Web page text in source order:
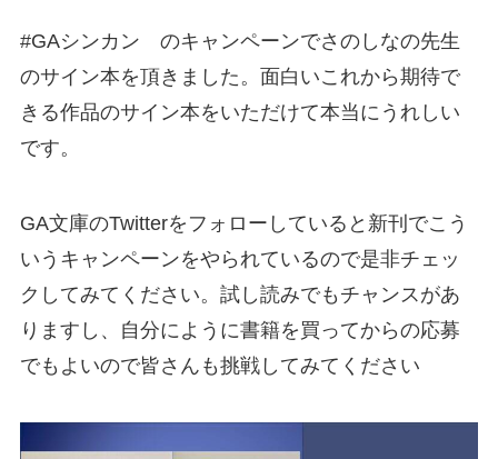
#GAシンカン のキャンペーンでさのしなの先生
のサイン本を頂きました。面白いこれから期待で
きる作品のサイン本をいただけて本当にうれしい
です。
GA文庫のTwitterをフォローしていると新刊でこう
いうキャンペーンをやられているので是非チェッ
クしてみてください。試し読みでもチャンスがあ
りますし、自分にように書籍を買ってからの応募
でもよいので皆さんも挑戦してみてください